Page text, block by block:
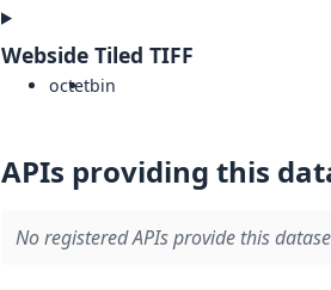
Webside Tiled TIFF
octetbin
APIs providing this
No registered APIs provide this